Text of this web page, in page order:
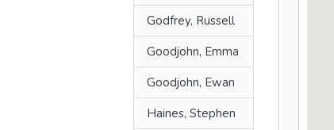
Godfrey, Russell
Goodjohn, Emma
Goodjohn, Ewan
Haines, Stephen